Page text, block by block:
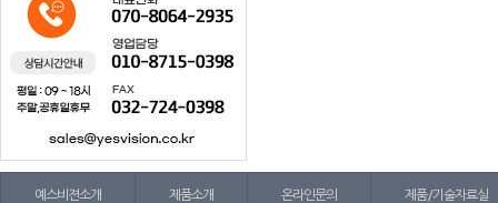
예스비젼소개 제품소개 온라인문의 제품/기술자료실